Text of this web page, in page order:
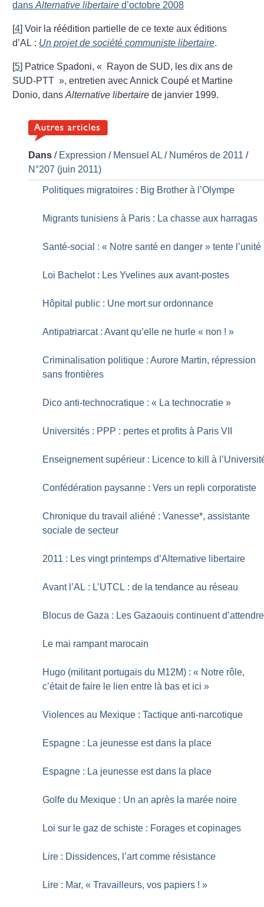
dansAlternative libertaire d’octobre 2008
[4]Voir la réédition partielle de ce texte aux éditions
d’AL : Un projet de société communiste libertaire.
[5] Patrice Spadoni, «
Rayon de SUD, les dix ans de
SUD-PTT », entretien avec Annick Coupé et Martine
Donio, dansAlternative libertaire de janvier 1999.
Dans / Expression / Mensuel AL / Numéros de 2011 /
N°207 (juin 2011)
Politiques migratoires : Big Brother à l’Olympe
Migrants tunisiens à Paris : La chasse aux harragas
Santé-social : « Notre santé en danger » tente l’unité
Loi Bachelot : Les Yvelines aux avant-postes
Hôpital public : Une mort sur ordonnance
Antipatriarcat : Avant qu’elle ne hurle « non ! »
Criminalisation politique : Aurore Martin, répression
sans frontières
Dico anti-technocratique : « La technocratie »
Universités : PPP : pertes et profits à Paris VII
Enseignement supérieur : Licence to kill à
Confédération paysanne : Vers un repli corporatiste
Chronique du travail aliéné : Vanesse*, assistante
sociale de secteur
2011 : Les vingt printemps d’Alternative libertaire
Avant l’AL : L’UTCL : de la tendance au réseau
Blocus de Gaza : Les Gazaouis continuent d’attendre
Le mai rampant marocain
Hugo (militant portugais du M12M) : « Notre rôle,
c’était de faire le lien entre là bas et ici »
Violences au Mexique : Tactique anti-narcotique
Espagne : La jeunesse est dans la place
Espagne : La jeunesse est dans la place
Golfe du Mexique : Un an après la marée noire
Loi sur le gaz de schiste : Forages et copinages
Lire : Dissidences, l’art comme résistance
Lire : Mar, « Travailleurs, vos papiers ! »